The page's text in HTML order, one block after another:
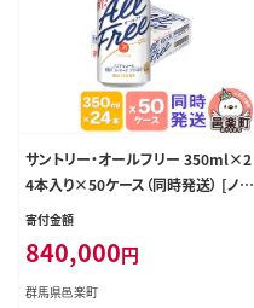
サントリー・オールフリー 350ml×2
4本入り×50ケース（同時発送） [ノン
アルコールビール ビール 缶 群馬
寄付金額
840,000円
群馬県邑楽町